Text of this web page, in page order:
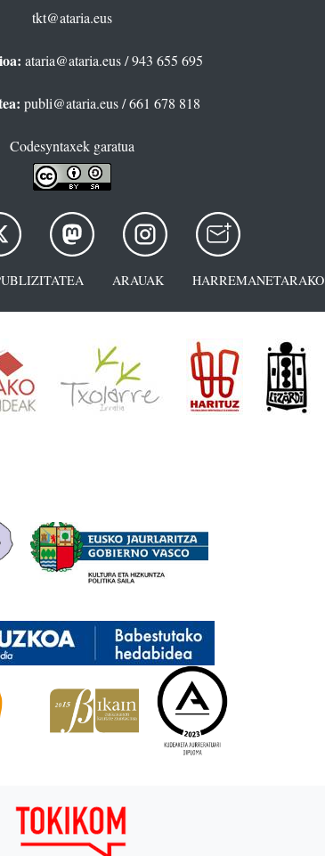
tkt@ataria.eus
ataria@ataria.eus/ 943 655 695
publi@ataria.eus/ 661 678 818
Codesyntaxek garatua
ARAUAK HARREMANETARAKO